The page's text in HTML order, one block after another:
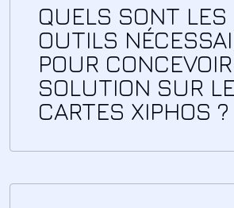
QUELS SONT LES
OUTILS
POUR
SOLUTION SUR
CARTES XIPHOS ?